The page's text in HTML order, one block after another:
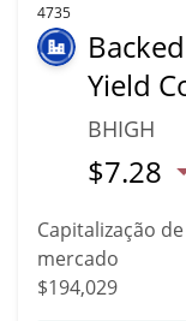
4735
Yield
BHIGH
$7.28
Capitalização de
mercado
$194,029